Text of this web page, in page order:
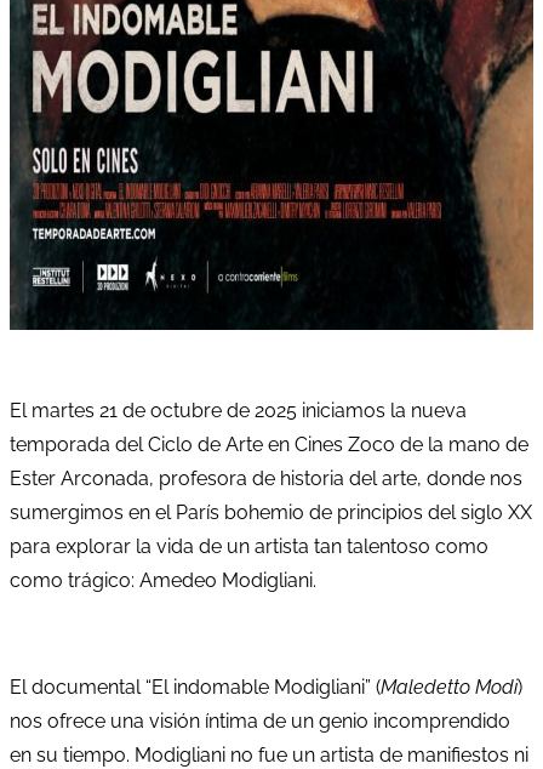
El martes 21 de octubre de 2025 iniciamos la nueva
temporada del Ciclo de Arte en Cines Zoco de la mano de
Ester Arconada, profesora de historia del arte, donde nos
sumergimos en el París bohemio de principios del siglo XX
para explorar la vida de un artista tan talentoso como
como trágico: Amedeo Modigliani.
El documental “El indomable Modigliani” (Maledetto Modi)
nos ofrece una visión íntima de un genio incomprendido
en su tiempo. Modigliani no fue un artista de manifiestos ni